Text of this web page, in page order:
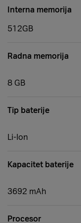
Interna memorija
512GB
Radna memorija
8 GB
Tip baterije
Li-Ion
Kapacitet baterije
3692 mAh
Procesor